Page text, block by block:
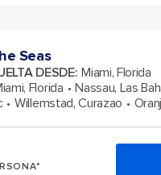
Seas
DESDE: Miami, Florida
Florida Nassau, Las
Willemstad, Curazao